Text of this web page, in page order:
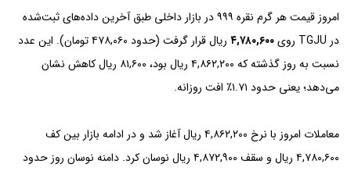
امروز قیمت هر گرم نقره ۹۹۹ در بازار داخلی طبق آخرین داده‌های ثبت‌شده
در TGJU روی
ریال قرار گرفت (حدود ۴۷۸,۰۶۰ تومان). این عدد
نسبت به روز گذشته که ۴,۸۶۲,۲۰۰ ریال بود، ۸۱,۶۰۰ ریال کاهش نشان
می‌دهد؛ یعنی حدود ۱.۷۱٪ افت روزانه.
معاملات امروز با نرخ ۴,۸۶۲,۲۰۰ ریال آغاز شد و در ادامه بازار بین کف
۴,۷۸۰,۶۰۰ ریال و سقف ۴,۸۷۲,۹۰۰ ریال نوسان کرد. دامنه نوسان روز حدود